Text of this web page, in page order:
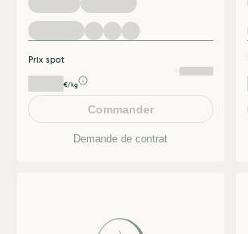
Prix spot
€/kg
Commander
Demande de contrat